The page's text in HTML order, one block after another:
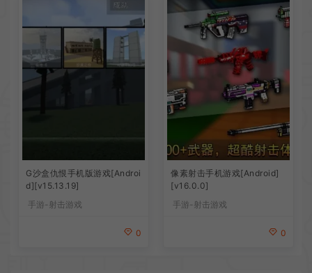
G沙盒仇恨手机版游戏[Androi
d][v15.13.19]
手游-射击游戏
0
像素射击手机游戏[Android]
[v16.0.0]
手游-射击游戏
0